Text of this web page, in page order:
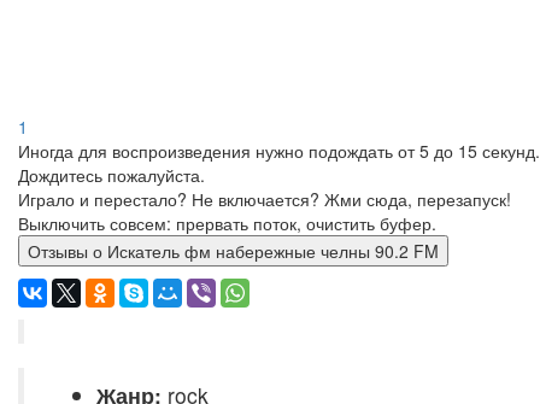
1
Иногда для воспроизведения нужно подождать от 5 до 15 секунд.
Дождитесь пожалуйста.
Играло и перестало? Не включается? Жми сюда, перезапуск!
Выключить совсем: прервать поток, очистить буфер.
Отзывы о Искатель фм набережные челны 90.2 FM
Жанр: rock